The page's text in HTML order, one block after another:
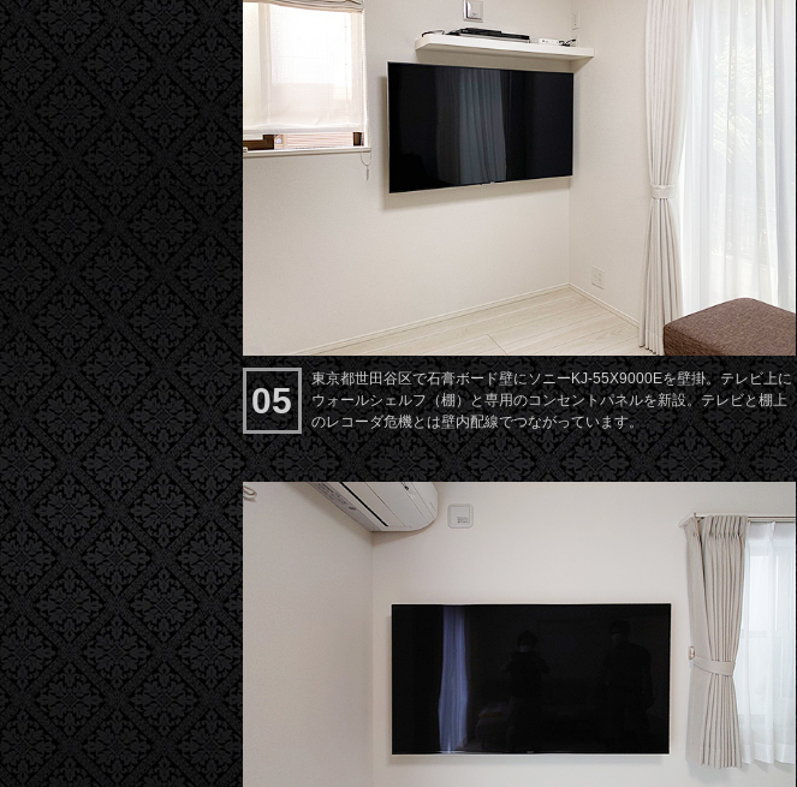
05
東京都世田谷区で石膏ボード壁にソニーKJ-55X9000Eを壁掛。テレビ上に
ウォールシェルフ（棚）と専用のコンセントパネルを新設。テレビと棚上
のレコーダ危機とは壁内配線でつながっています。